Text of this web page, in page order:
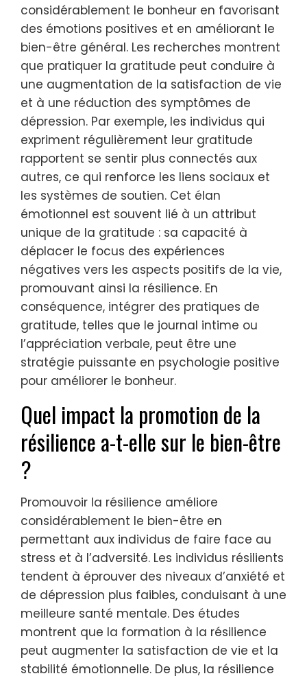
considérablement le bonheur en favorisant
des émotions positives et en améliorant le
bien-être général. Les recherches montrent
que pratiquer la gratitude peut conduire à
une augmentation de la satisfaction de vie
et à une réduction des symptômes de
dépression. Par exemple, les individus qui
expriment régulièrement leur gratitude
rapportent se sentir plus connectés aux
autres, ce qui renforce les liens sociaux et
les systèmes de soutien. Cet élan
émotionnel est souvent lié à un attribut
unique de la gratitude : sa capacité à
déplacer le focus des expériences
négatives vers les aspects positifs de la vie,
promouvant ainsi la résilience. En
conséquence, intégrer des pratiques de
gratitude, telles que le journal intime ou
l’appréciation verbale, peut être une
stratégie puissante en psychologie positive
pour améliorer le bonheur.
Quel impact la promotion de la
résilience a-t-elle sur le bien-être
?
Promouvoir la résilience améliore
considérablement le bien-être en
permettant aux individus de faire face au
stress et à l’adversité. Les individus résilients
tendent à éprouver des niveaux d’anxiété et
de dépression plus faibles, conduisant à une
meilleure santé mentale. Des études
montrent que la formation à la résilience
peut augmenter la satisfaction de vie et la
stabilité émotionnelle. De plus, la résilience